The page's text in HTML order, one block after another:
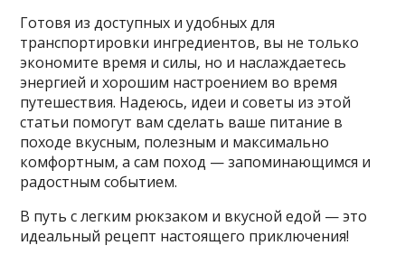
Готовя из доступных и удобных для
транспортировки ингредиентов, вы не только
экономите время и силы, но и наслаждаетесь
энергией и хорошим настроением во время
путешествия. Надеюсь, идеи и советы из этой
статьи помогут вам сделать ваше питание в
походе вкусным, полезным и максимально
комфортным, а сам поход — запоминающимся и
радостным событием.
В путь с легким рюкзаком и вкусной едой — это
идеальный рецепт настоящего приключения!